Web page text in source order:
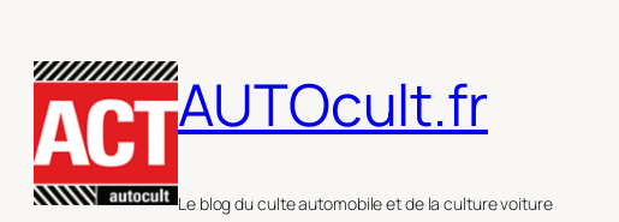
au
contenu
AUTOcult.fr
Le blog du culte automobile et de la culture voiture